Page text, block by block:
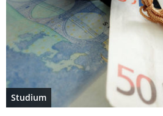
Studium